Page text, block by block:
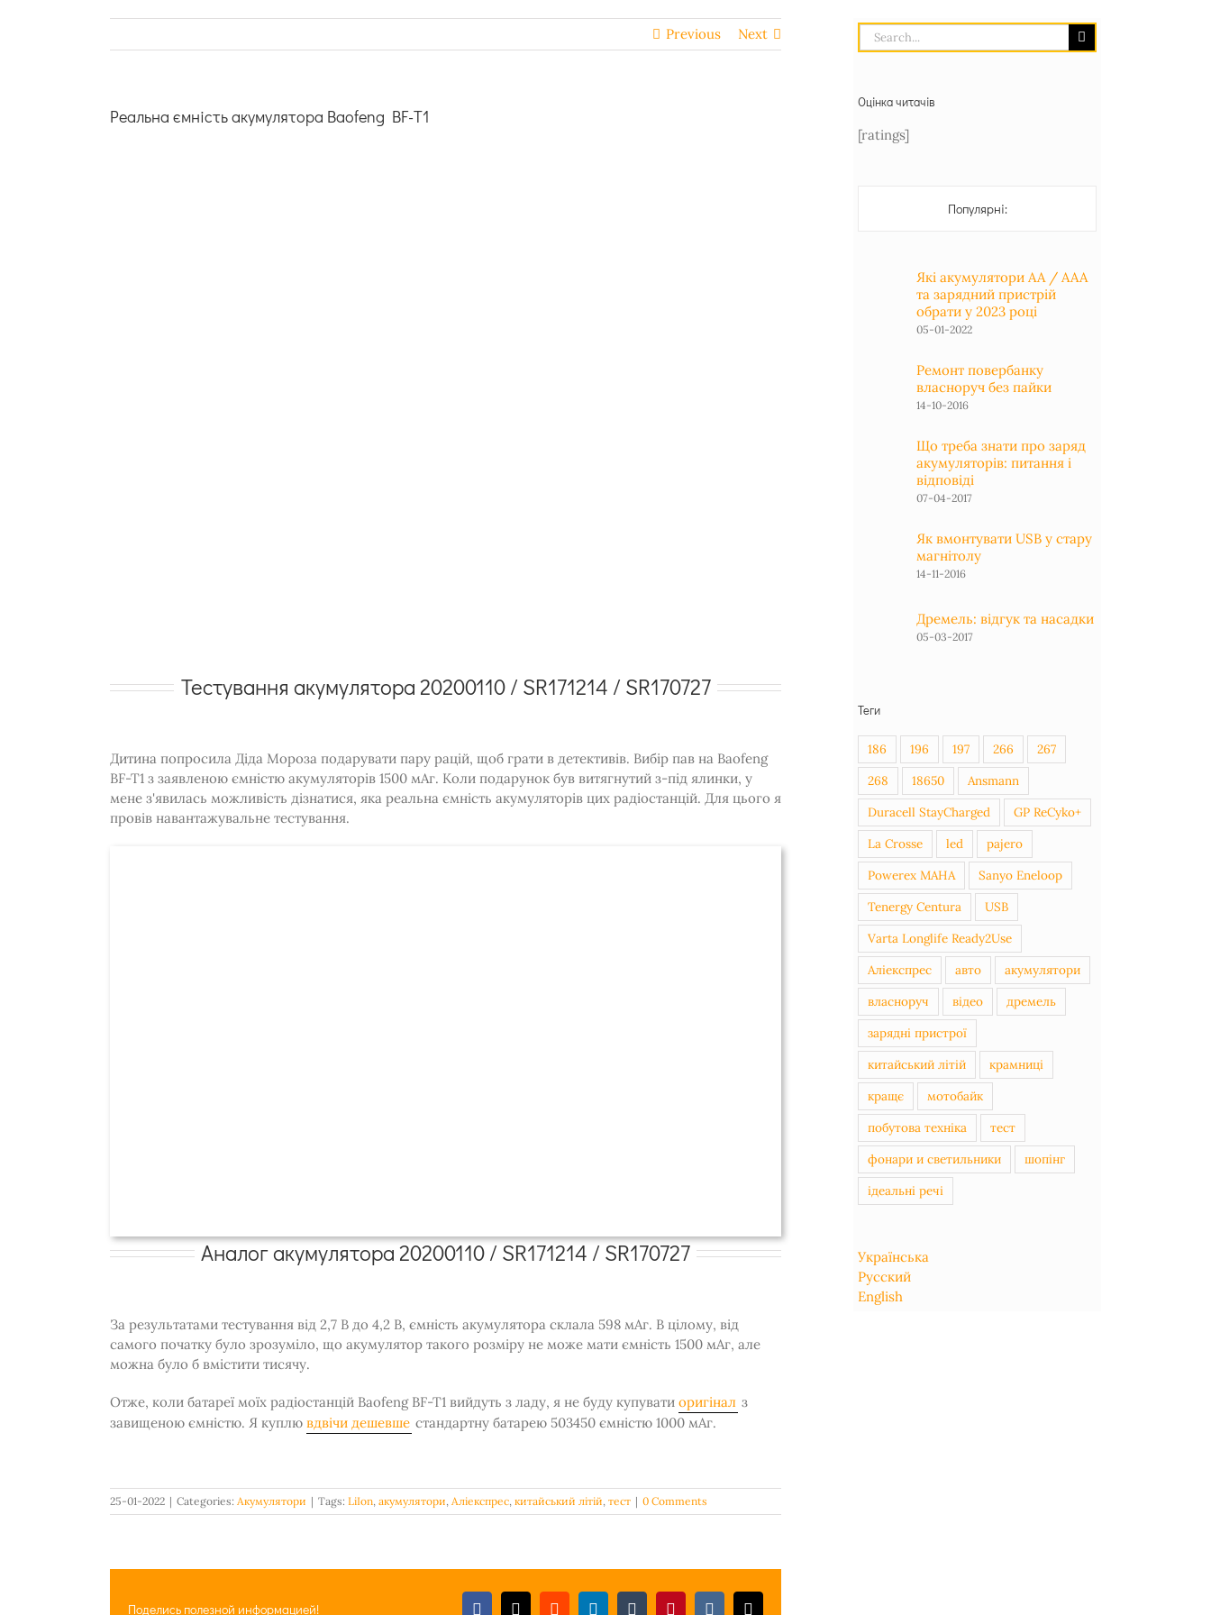
Previous Next
Реальна ємність акумулятора Baofeng BF-T1
Тестування акумулятора 20200110 / SR171214 / SR170727
Дитина попросила Діда Мороза подарувати пару рацій, щоб грати в детективів. Вибір пав на Baofeng
BF-T1 з заявленою ємністю акумуляторів 1500 мАг. Коли подарунок був витягнутий з-під ялинки, у
мене з'явилась можливість дізнатися, яка реальна ємність акумуляторів цих радіостанцій. Для цього я
провів навантажувальне тестування.
Аналог акумулятора 20200110 / SR171214 / SR170727
За результатами тестування від 2,7 В до 4,2 В, ємність акумулятора склала 598 мАг. В цілому, від
самого початку було зрозуміло, що акумулятор такого розміру не може мати ємність 1500 мАг, але
можна було б вмістити тисячу.
Отже, коли батареї моїх радіостанцій Baofeng BF-T1 вийдуть з ладу, я не буду купувати оригінал з
завищеною ємністю. Я куплю вдвічи дешевше стандартну батарею 503450 ємністю 1000 мАг.
25-01-2022 | Categories: Акумулятори | Tags: LiIon акумулятори Аліекспрес китайський літій тест | 0 Comments
Поделись полезной информацией!
Search
for:
Оцінка читачів
[ratings]
Популярні:
Які акумулятори АА / ААА
та зарядний пристрій
обрати у 2023 році
05-01-2022
Ремонт повербанку
власноруч без пайки
14-10-2016
Що треба знати про заряд
акумуляторів: питання і
відповіді
07-04-2017
Як вмонтувати USB у стару
магнітолу
14-11-2016
Дремель: відгук та насадки
05-03-2017
Теги
186 196 197 266
267
268
18650
Ansmann
Duracell StayCharged
GP ReCyko+
La Crosse
led
pajero
Powerex MAHA
Sanyo Eneloop
Tenergy Centura
USB
Varta Longlife Ready2Use
Аліекспрес
авто
акумулятори
власноруч
відео
дремель
зарядні пристрої
китайський літій
крамниці
кращє
мотобайк
побутова техніка
тест
фонари и светильники
шопінг
ідеальні речі
Українська
Русский
English